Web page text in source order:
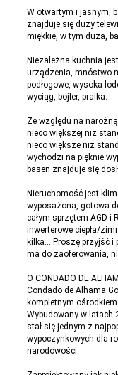
W otwartym i jasnym,
znajduje się duży
miękkie, w tym duża,
Niezależna kuchnia
urządzenia, mnóstwo
podłogowe, wysoka
wyciąg, bojler, pralka.
Ze względu na
nieco większej niż
nieco większe niż
wychodzi na pięknie
basen znajduje się
Nieruchomość jest
wyposażona, gotowa
całym sprzętem AGD i
inwerterowe ciepła/
kilka... Proszę przyjść
ma do zaoferowania,
O CONDADO DE
Condado de Alhama
kompletnym
Wybudowany w latach
stał się jednym z
wypoczynkowych dla
narodowości.